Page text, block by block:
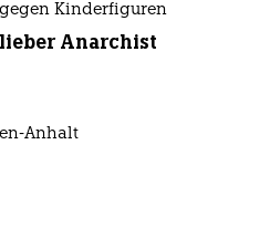
Kinderfiguren
Anarchist
Anhalt